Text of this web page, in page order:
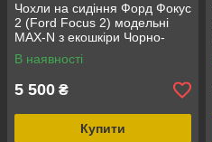
Чохли на сидіння Форд Фокус
2 (Ford Focus 2) модельні
MAX-N з екошкіри Чорно-
червоний
В наявності
5 500 ₴
Купити